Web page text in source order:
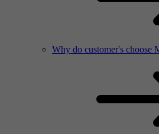
Why do customer's choose